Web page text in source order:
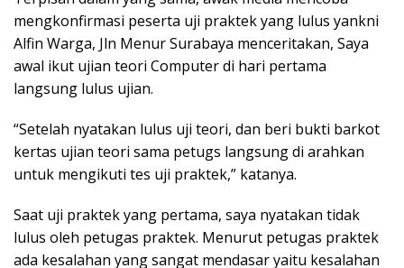
mengkonfirmasi peserta uji praktek yang lulus yankni
Alfin Warga, Jln Menur Surabaya menceritakan, Saya
awal ikut ujian teori Computer di hari pertama
langsung lulus ujian.
“Setelah nyatakan lulus uji teori, dan beri bukti barkot
kertas ujian teori sama petugs langsung di arahkan
untuk mengikuti tes uji praktek,” katanya.
Saat uji praktek yang pertama, saya nyatakan tidak
lulus oleh petugas praktek. Menurut petugas praktek
ada kesalahan yang sangat mendasar yaitu kesalahan